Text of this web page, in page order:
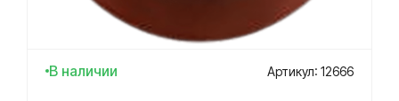
В наличии Артикул: 12666